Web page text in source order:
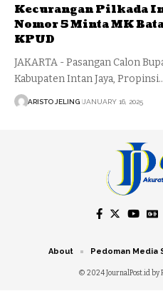
Kecurangan Pilkada
Nomor 5 Minta MK
KPUD
JAKARTA - Pasangan Calon
Kabupaten Intan Jaya,
ARISTO JELING JANUARY 16, 2025
© 2024 JournalPost.id by
About Pedoman Media